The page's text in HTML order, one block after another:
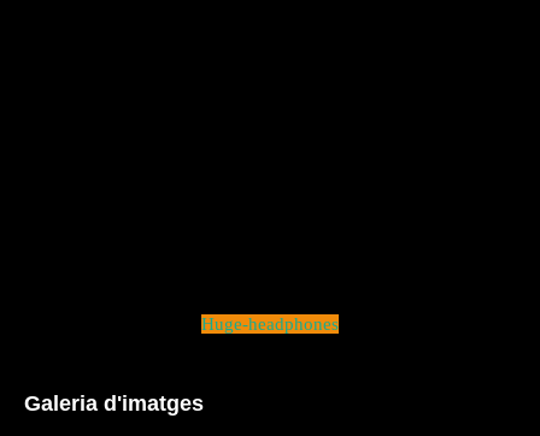
Huge-headphones
Galeria d'imatges